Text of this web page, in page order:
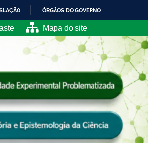
ÓRGÃOS DO GOVERNO
Mapa do site